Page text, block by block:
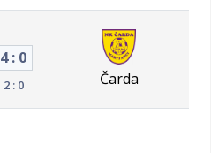
4 : 0
2 : 0 Čarda